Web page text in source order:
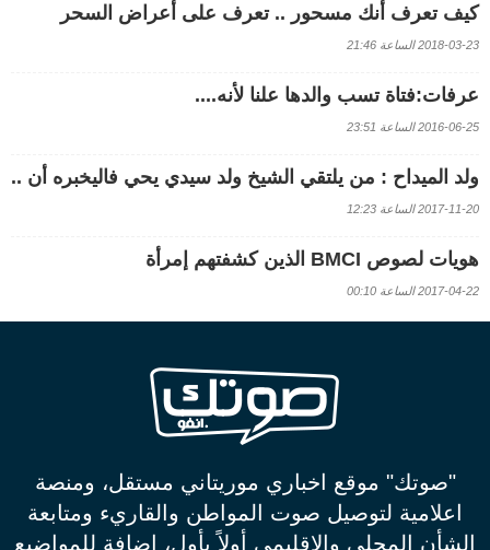
كيف تعرف أنك مسحور .. تعرف على أعراض السحر
2018-03-23 الساعة 21:46
عرفات:فتاة تسب والدها علنا لأنه....
2016-06-25 الساعة 23:51
ولد الميداح : من يلتقي الشيخ ولد سيدي يحي فاليخبره أن ..
2017-11-20 الساعة 12:23
هويات لصوص BMCI الذين كشفتهم إمرأة
2017-04-22 الساعة 00:10
"صوتك" موقع اخباري موريتاني مستقل، ومنصة
اعلامية لتوصيل صوت المواطن والقاريء ومتابعة
الشأن المحلي والاقليمي أولاً بأول، إضافة للمواضيع